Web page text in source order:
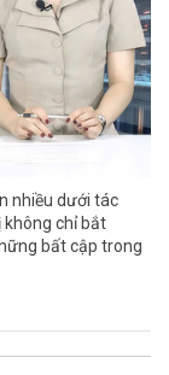
nhiều dưới tác
không chỉ bắt
bất cập trong